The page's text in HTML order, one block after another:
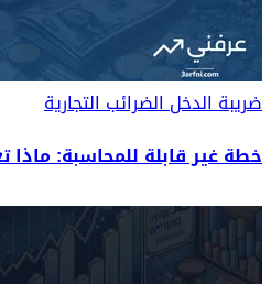
ضريبة الدخلالضرائب التجارية
خطة غير قابلة للمحاسبة: